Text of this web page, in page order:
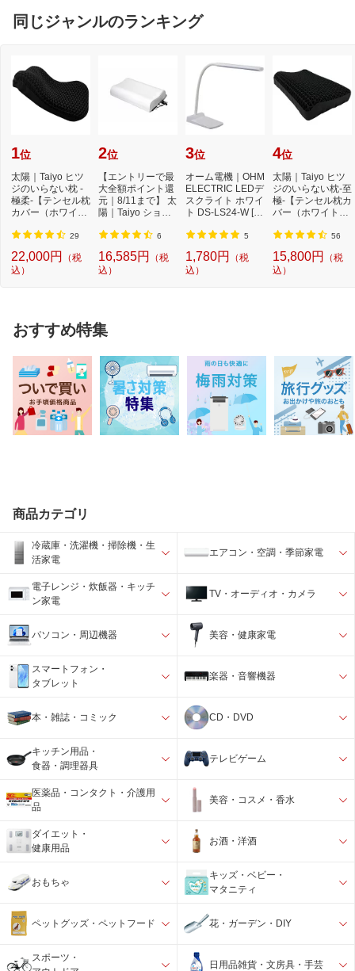
同じジャンルのランキング
1位
太陽｜Taiyo ヒツ
ジのいらない枕 -
極柔-【テンセル枕
カバー（ホワイ
29
22,000円
（税
込）
2位
【エントリーで最
大全額ポイント還
元｜8/11まで】 太
陽｜Taiyo ショー
6
16,585円
（税
込）
3位
オーム電機｜OHM
ELECTRIC LEDデ
スクライト ホワイ
ト DS-LS24-W [L
24...
5
1,780円
（税
込）
4位
太陽｜Taiyo ヒツ
ジのいらない枕-至
極-【テンセル枕カ
バー（ホワイト）
56
15,800円
（税
込）
おすすめ特集
商品カテゴリ
冷蔵庫・洗濯機・掃除機・生
活家電
エアコン・空調・季節家電
電子レンジ・炊飯器・キッチ
ン家電
TV・オーディオ・カメラ
パソコン・周辺機器 美容・健康家電
スマートフォン・
タブレット
楽器・音響機器
本・雑誌・コミック CD・DVD
キッチン用品・
食器・調理器具
テレビゲーム
医薬品・コンタクト・介護用
品
美容・コスメ・香水
ダイエット・
健康用品
お酒・洋酒
おもちゃ
キッズ・ベビー・
マタニティ
ペットグッズ・ペットフード 花・ガーデン・DIY
スポーツ・
日用品雑貨・文房具・手芸